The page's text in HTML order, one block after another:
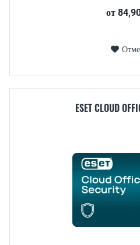
от
ESET CLOUD